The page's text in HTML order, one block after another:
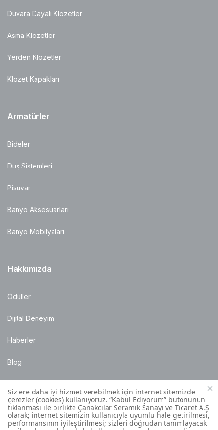
Duvara Dayalı Klozetler
Asma Klozetler
Yerden Klozetler
Klozet Kapakları
Armatürler
Bideler
Duş Sistemleri
Pisuvar
Banyo Aksesuarları
Banyo Mobilyaları
Hakkımızda
Ödüller
Dijital Deneyim
Haberler
Blog
Satış Noktaları
Montaj Bilgileri